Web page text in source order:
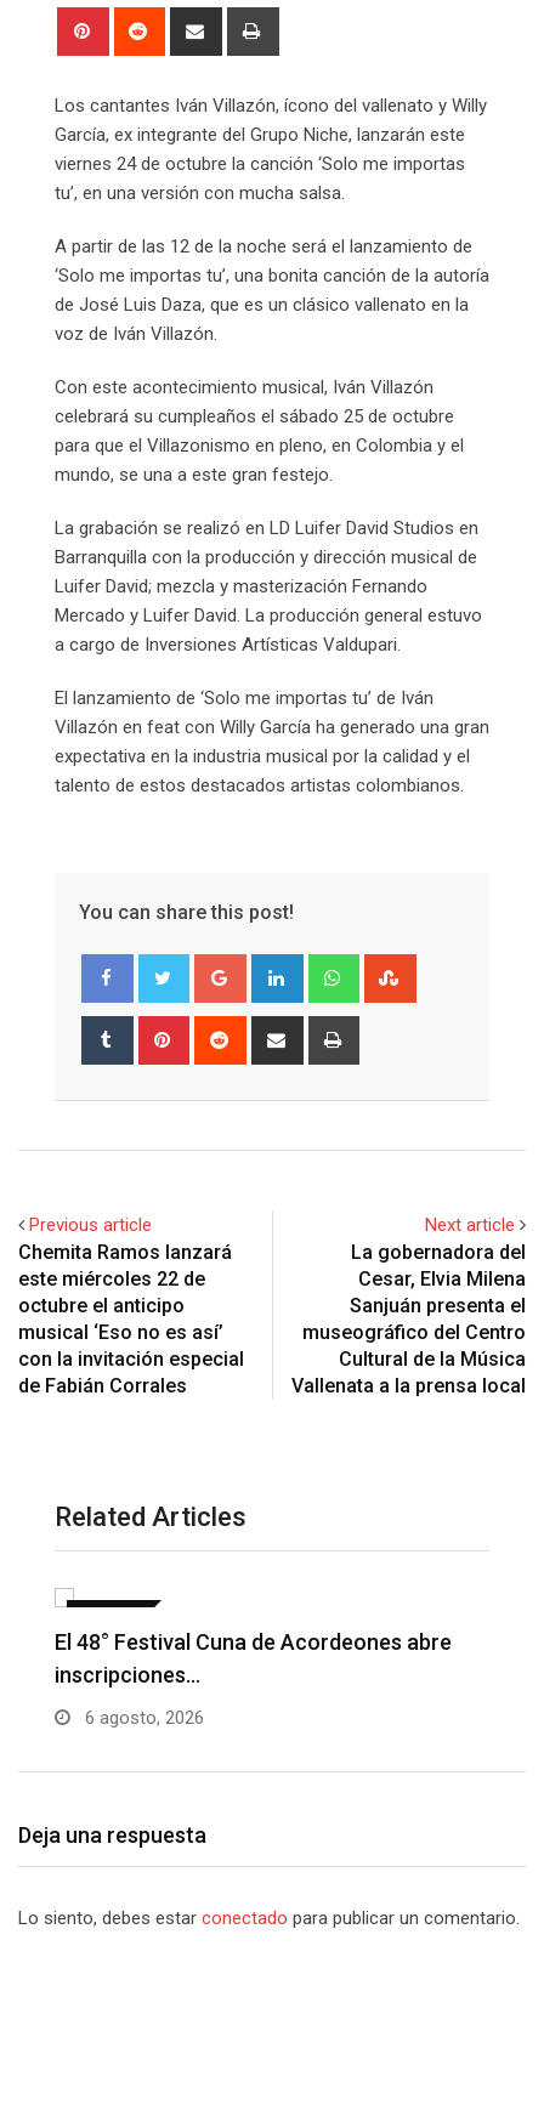
Pinterest Reddit
Share
Los cantantes Iván Villazón, ícono del vallenato y Willy
García, ex integrante del Grupo Niche, lanzarán este
viernes 24 de octubre la canción ‘Solo me importas
tu’, en una versión con mucha salsa.
A partir de las 12 de la noche será el lanzamiento de
‘Solo me importas tu’, una bonita canción de la autoría
de José Luis Daza, que es un clásico vallenato en la
voz de Iván Villazón.
Con este acontecimiento musical, Iván Villazón
celebrará su cumpleaños el sábado 25 de octubre
para que el Villazonismo en pleno, en Colombia y el
mundo, se una a este gran festejo.
La grabación se realizó en LD Luifer David Studios en
Barranquilla con la producción y dirección musical de
Luifer David; mezcla y masterización Fernando
Mercado y Luifer David. La producción general estuvo
a cargo de Inversiones Artísticas Valdupari.
El lanzamiento de ‘Solo me importas tu’ de Iván
Villazón en feat con Willy García ha generado una gran
expectativa en la industria musical por la calidad y el
talento de estos destacados artistas colombianos.
You can share this post!
Google+ LinkedIn Whatsapp
Tumblr Pinterest Reddit
Share
Previous article
Chemita Ramos lanzará
este miércoles 22 de
octubre el anticipo
musical ‘Eso no es así’
con la invitación especial
de Fabián Corrales
Next article
La gobernadora del
Cesar, Elvia Milena
Sanjuán presenta el
museográfico del Centro
Cultural de la Música
Vallenata a la prensa local
Related Articles
Barranquilla realizará el concierto ‘Capital
de la Patria…
6 agosto, 2026
Deja una respuesta
Lo siento, debes estar conectado para publicar un comentario.